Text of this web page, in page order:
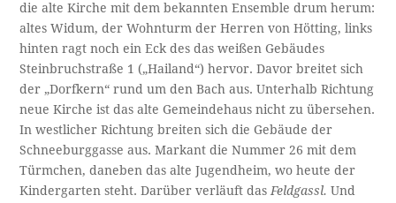
die alte Kirche mit dem bekannten Ensemble drum herum:
altes Widum, der Wohnturm der Herren von Hötting, links
hinten ragt noch ein Eck des das weißen Gebäudes
Steinbruchstraße 1 („Hailand“) hervor. Davor breitet sich
der „Dorfkern“ rund um den Bach aus. Unterhalb Richtung
neue Kirche ist das alte Gemeindehaus nicht zu übersehen.
In westlicher Richtung breiten sich die Gebäude der
Schneeburggasse aus. Markant die Nummer 26 mit dem
Türmchen, daneben das alte Jugendheim, wo heute der
Kindergarten steht. Darüber verläuft dasFeldgassl. Und